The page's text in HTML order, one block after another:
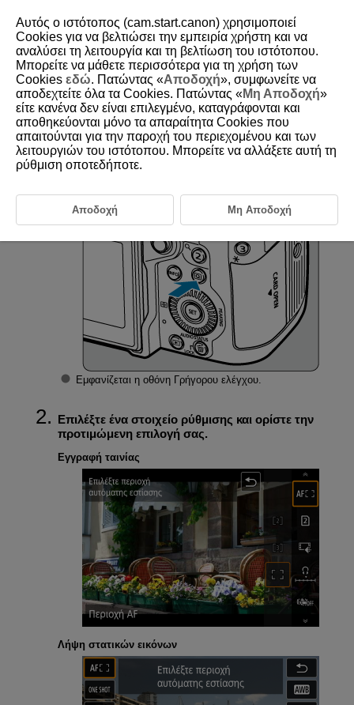
D388-026
Γρήγορος έλεγχος
Χρήση της οθόνης Γρήγορου ελέγχου
Μπορείτε να επιλέξετε και να ορίσετε τις εμφανιζόμενες ρυθμίσεις άμεσα
και διαισθητικά.
Πατήστε το πλήκτρο (κατά τη λήψη:
Εμφανίζεται η οθόνη Γρήγορου ελέγχου.
Επιλέξτε ένα στοιχείο ρύθμισης και ορίστε την
προτιμώμενη επιλογή σας.
Εγγραφή ταινίας
Λήψη στατικών εικόνων
Αυτός ο ιστότοπος (cam.start.canon) χρησιμοποιεί
Cookies για να βελτιώσει την εμπειρία χρήστη και να
αναλύσει τη λειτουργία και τη βελτίωση του ιστότοπου.
Μπορείτε να μάθετε περισσότερα για τη χρήση των
Cookies εδώ. Πατώντας «Αποδοχή», συμφωνείτε να
αποδεχτείτε όλα τα Cookies. Πατώντας «Μη Αποδοχή»
είτε κανένα δεν είναι επιλεγμένο, καταγράφονται και
αποθηκεύονται μόνο τα απαραίτητα Cookies που
απαιτούνται για την παροχή του περιεχομένου και των
λειτουργιών του ιστότοπου. Μπορείτε να αλλάξετε αυτή τη
ρύθμιση οποτεδήποτε.
Αποδοχή Μη Αποδοχή